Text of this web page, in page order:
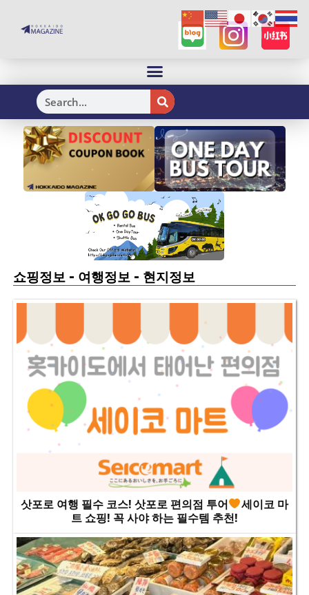
H
쇼핑정보- 여행정보- 현지정보
삿포로 여행 필수 코스! 삿포로 편의점 투어
세이코 마
트 쇼핑! 꼭 사야 하는 필수템 추천!